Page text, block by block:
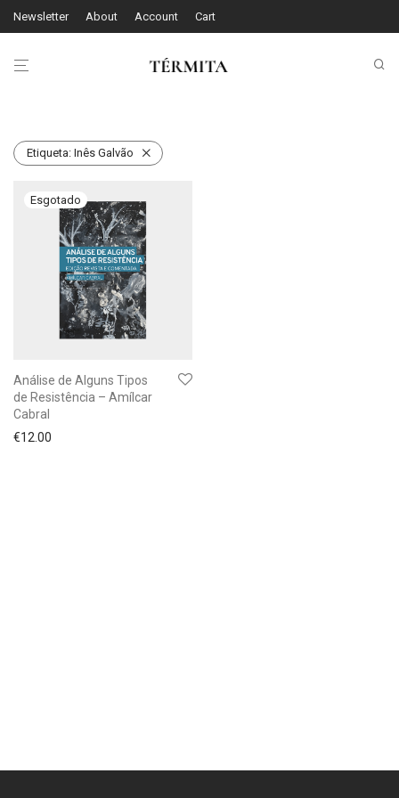
Newsletter About Account Cart
Etiqueta: Inês Galvão
Análise de Alguns Tipos
de Resistência – Amílcar
Cabral
€12.00